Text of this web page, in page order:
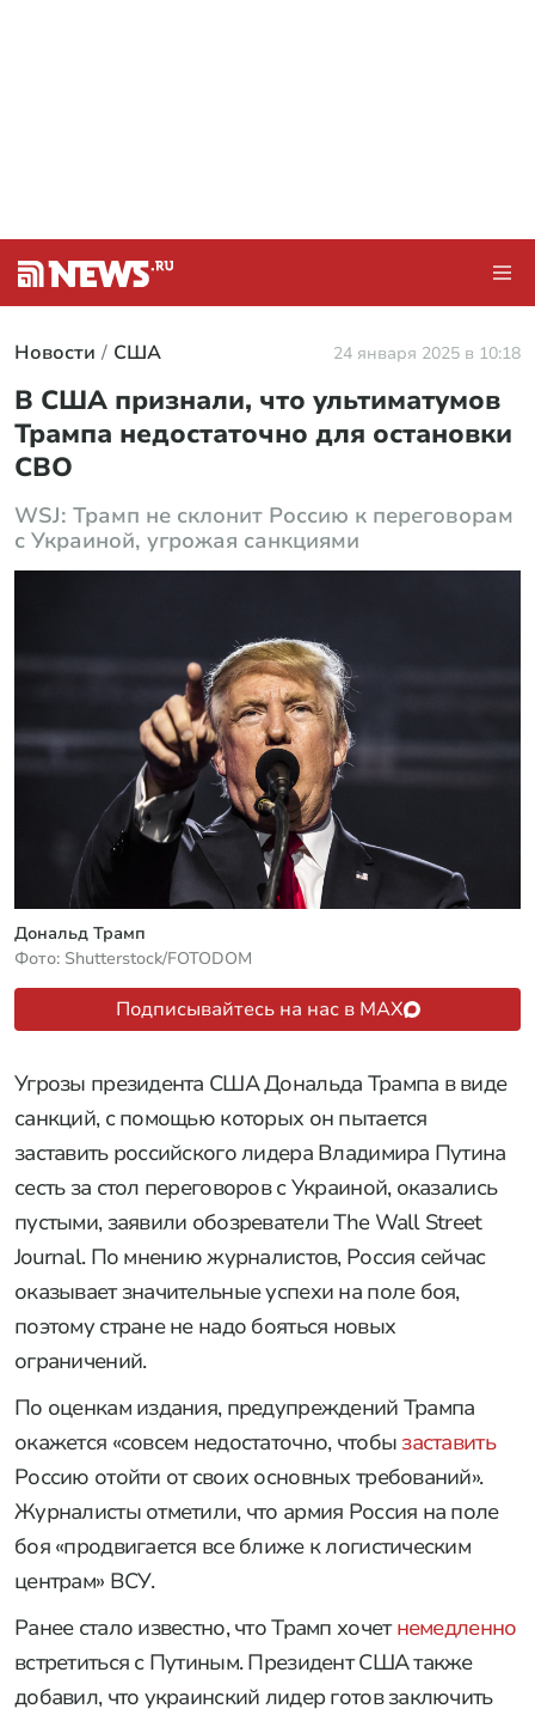
Новости США 24 января 2025 в 10:18
В США признали, что ультиматумов
Трампа недостаточно для остановки
СВО
WSJ: Трамп не склонит Россию к переговорам
с Украиной, угрожая санкциями
Дональд Трамп
Фото: Shutterstock/FOTODOM
Подписывайтесь на нас в MAX
Угрозы президента США Дональда Трампа в виде
санкций, с помощью которых он пытается
заставить российского лидера Владимира Путина
сесть за стол переговоров с Украиной, оказались
пустыми, заявили обозреватели The Wall Street
Journal. По мнению журналистов, Россия сейчас
оказывает значительные успехи на поле боя,
поэтому стране не надо бояться новых
ограничений.
По оценкам издания, предупреждений Трампа
окажется «совсем недостаточно, чтобы заставить
Россию отойти от своих основных требований».
Журналисты отметили, что армия Россия на поле
боя «продвигается все ближе к логистическим
центрам» ВСУ.
Ранее стало известно, что Трамп хочетнемедленно
встретиться с Путиным. Президент США также
добавил, что украинский лидер готов заключить